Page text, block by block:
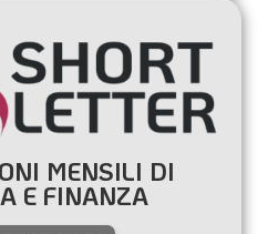
MENSILI DI
E FINANZA